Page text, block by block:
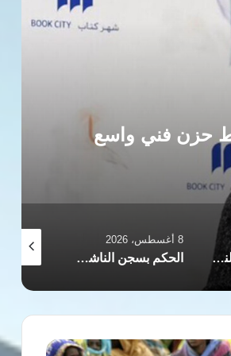
حزن فني واسع
عنف متزايد ضد النساء بايران: استهداف مستمر وتحويل الحضور النسائي لتهديد وإذلال
8 أغسطس، 2026
الحكم بسجن الناشطة آزاده يعقوبي مع تدهور حالتها الصحية في إيران